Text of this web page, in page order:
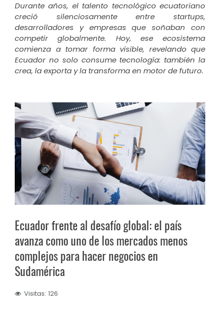
Durante años, el talento tecnológico ecuatoriano
creció silenciosamente entre startups,
desarrolladores y empresas que soñaban con
competir globalmente. Hoy, ese ecosistema
comienza a tomar forma visible, revelando que
Ecuador no solo consume tecnología: también la
crea, la exporta y la transforma en motor de futuro.
Ecuador frente al desafío global: el país
avanza como uno de los mercados menos
complejos para hacer negocios en
Sudamérica
Visitas: 126